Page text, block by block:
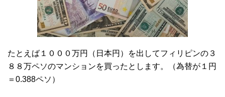
たとえば１０００万円（日本円）を出してフィリピンの３
８８万ペソのマンションを買ったとします。（為替が１円
＝0.388ペソ）